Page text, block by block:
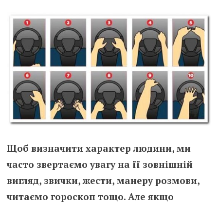
Щоб визначити характер людини, ми
часто звертаємо увагу на її зовнішній
вигляд, звички, жести, манеру розмови,
читаємо гороскоп тощо. Але якщо